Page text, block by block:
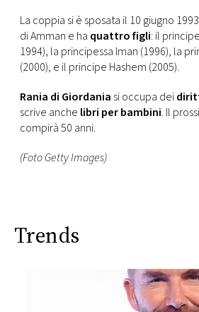
La coppia si è sposata il 10 giugno
di Amman e ha quattro figli: il
1994), la principessa Iman (1996), la
(2000), e il principe Hashem (2005).
Rania di Giordania si occupa dei
scrive anche libri per bambini. Il
compirà 50 anni.
(Foto Getty Images)
Trends